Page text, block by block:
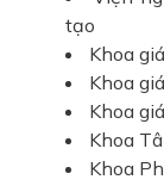
tạo
Khoa
Khoa
Khoa
Khoa
Khoa